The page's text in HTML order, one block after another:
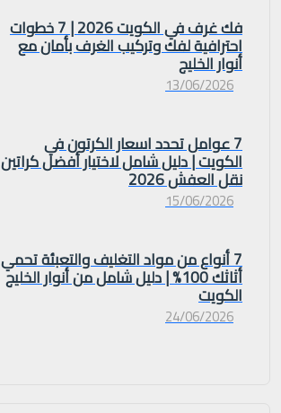
فك غرف في الكويت 2026 | 7 خطوات
احترافية لفك وتركيب الغرف بأمان مع
أنوار الخليج
13/06/2026
7 عوامل تحدد اسعار الكرتون في
الكويت | دليل شامل لاختيار أفضل كراتين
نقل العفش 2026
15/06/2026
7 أنواع من مواد التغليف والتعبئة تحمي
أثاثك 100% | دليل شامل من أنوار الخليج
الكويت
24/06/2026